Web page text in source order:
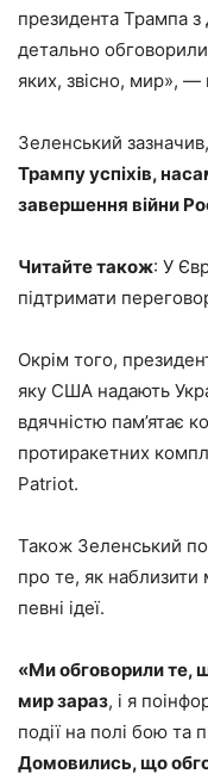
президента Трампа
детально
яких, звісно, мир», —
Зеленський
Трампу успіхів,
завершення війни
Читайте також: У
підтримати
Окрім того,
яку США надають
вдячністю пам’ятає
протиракетних
Patriot.
Також Зеленський
про те, як
певні ідеї.
«Ми обговорили те,
мир зараз, і я
події на полі бою та
Домовились, що